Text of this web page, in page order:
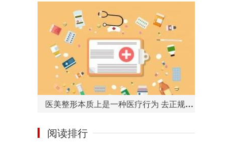
医美整形本质上是一种医疗行为 去正规的医院或者机构很重要
阅读排行